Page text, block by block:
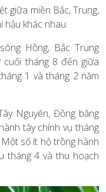
giữa miền Bắc, Trung,
hậu khác nhau.
Hồng, Bắc Trung
tháng 8 đến giữa
1 và tháng 2 năm
Nguyên, Đồng bằng
tây chính vụ tháng
số ít hộ trồng hành
tháng 4 và thu hoạch